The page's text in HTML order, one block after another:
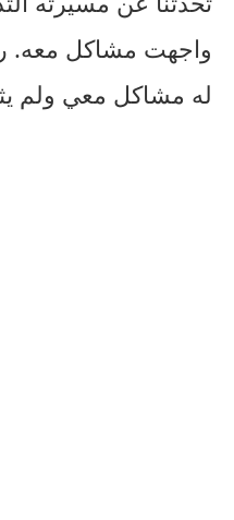
واجهت مشاكل معه.
له مشاكل معي ولم